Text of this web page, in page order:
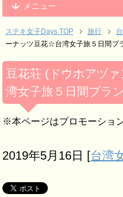
メニュー
ステキ女子Days TOP 旅行
ーナッツ豆花☆台湾女子旅５日間プ
豆花荘 (ドウホアヅ
湾女子旅５日間プラ
※本ページはプロモーショ
2019年5月16日 [台湾